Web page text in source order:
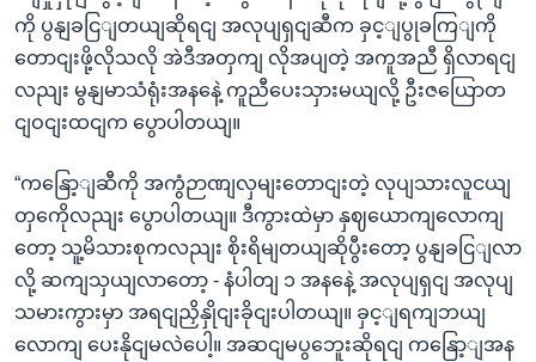
ကို ပွနျခငြျတယျဆိုရငျ အလုပျရှငျဆီက ခှင့ျပွုခကြျကို
တောငျးဖို့လိုသလို အဲဒီအတှကျ လိုအပျတဲ့ အကူအညီ ရှိလာရငျ
လညျး မွနျမာသံရုံးအနနေဲ့ ကူညီပေးသှားမယျလို့ ဦးဇယြောတ
ငျဝငျးထငျက ပွောပါတယျ။
“ကနြော့ျဆီကို အကွံဉာဏျလှမျးတောငျးတဲ့ လုပျသားလူငယျ
တှကေိုလညျး ပွောပါတယျ။ ဒီကွားထဲမှာ နှဈယောကျလောကျ
တော့ သူ့မိသားစုကလညျး စိုးရိမျတယျဆိုပွီးတော့ ပွနျခငြျလာ
လို့ ဆကျသှယျလာတော့ - နံပါတျ ၁ အနနေဲ့ အလုပျရှငျ အလုပျ
သမားကွားမှာ အရငျညှိနှိုငျးခိုငျးပါတယျ။ ခှင့ျရကျဘယျ
လောကျ ပေးနိုငျမလဲပေါ့။ အဆငျမပွဘေူးဆိုရငျ ကနြော့ျအန